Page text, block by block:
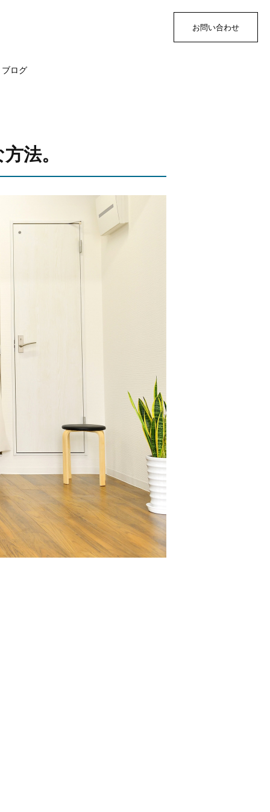
ブログ
お問い合わせ
法。